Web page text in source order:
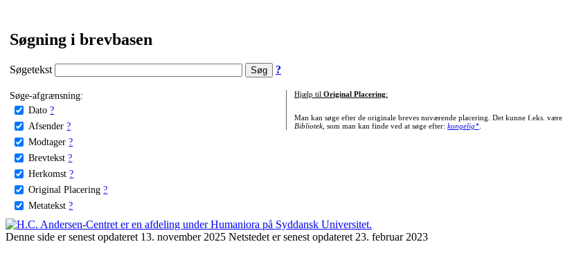
Søgning i brevbasen
Søgetekst ?
Søge-afgrænsning:
Dato ?
Afsender ?
Modtager ?
Brevtekst ?
Herkomst ?
Original Placering ?
Metatekst ?
Hjælp til Original Placering:
Man kan søge efter de originale breves nuværende placering. Det kunne f.eks. være
Bibliotek, som man kan finde ved at søge efter: kongelig*.
Denne side er senest opdateret 13. november 2025 Netstedet er senest opdateret 23. februar 2023